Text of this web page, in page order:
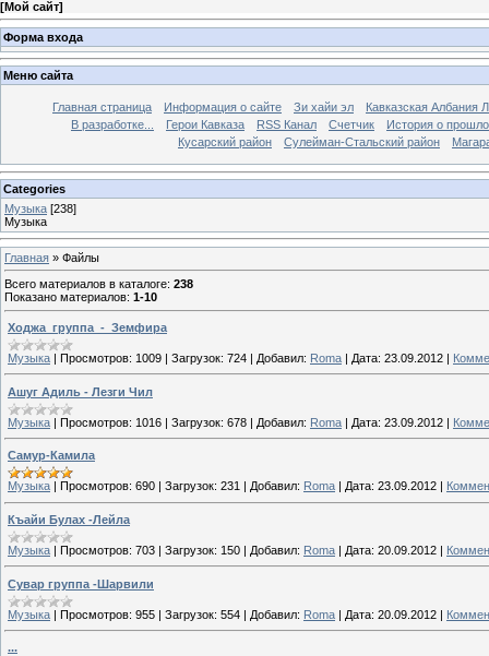
[Мой сайт]
Форма входа
Меню сайта
Главная страница Информация о сайте Зи хайи эл
Кавказская Албания
В разработке...
Герои Кавказа RSS Канал Счетчик
История о
Кусарский район
Сулейман-Стальский район
Categories
Музыка [238]
Музыка
Главная » Файлы
Всего материалов в каталоге: 238
Показано материалов: 1-10
Ходжа_группа_-_Земфира
Музыка | Просмотров: 1009 | Загрузок: 724 | Добавил: Roma | Дата: 23.09.2012 |
Ашуг Адиль - Лезги Чил
Музыка | Просмотров: 1016 | Загрузок: 678 | Добавил: Roma | Дата: 23.09.2012 |
Самур-Камила
Музыка Просмотров: 690 Загрузок: 231 Добавил: Roma Дата: 23.09.2012
Къайи Булах -Лейла
Музыка | Просмотров: 703 | Загрузок: 150 | Добавил: Roma | Дата: 20.09.2012 |
Сувар группа -Шарвили
Музыка | Просмотров: 955 | Загрузок: 554 | Добавил: Roma | Дата: 20.09.2012 |
...